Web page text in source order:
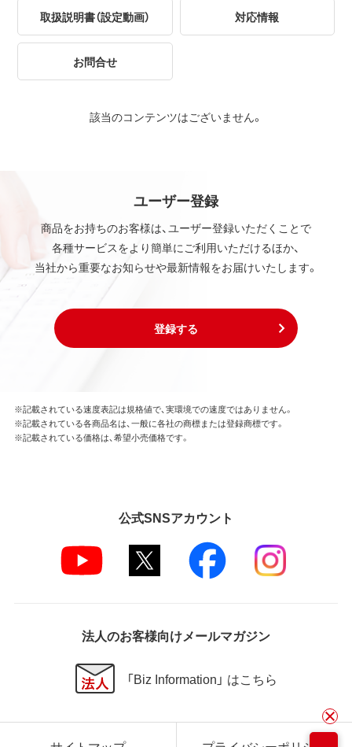
取扱説明書（設定動画） 対応情報
お問合せ
該当のコンテンツはございません。
ユーザー登録
商品をお持ちのお客様は、ユーザー登録いただくことで
各種サービスをより簡単にご利用いただけるほか、
当社から重要なお知らせや最新情報をお届けいたします。
登録する
※記載されている速度表記は規格値で、実環境での速度ではありません。
※記載されている各商品名は、一般に各社の商標または登録商標です。
※記載されている価格は、希望小売価格です。
公式SNSアカウント
法人のお客様向けメールマガジン
「Biz Information」 はこちら